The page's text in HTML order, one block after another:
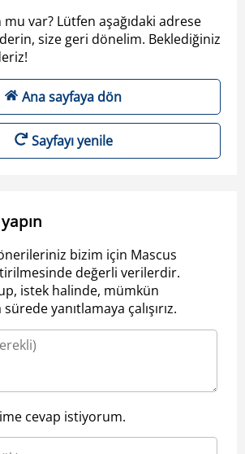
var? Lütfen aşağıdaki adrese
size geri dönelim. Beklediğiniz
Ana sayfaya dön
Sayfayı yenile
bizim için Mascus
değerli verilerdir.
istek halinde, mümkün
yanıtlamaya çalışırız.
cevap istiyorum.